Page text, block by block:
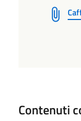
Contenuti